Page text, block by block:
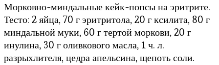
Морковно-миндальные кейк-попсы на эритрите.
Тесто: 2 яйца, 70 г эритритола, 20 г ксилита, 80 г
миндальной муки, 60 г тертой моркови, 20 г
инулина, 30 г оливкового масла, 1 ч. л.
разрыхлителя, цедра апельсина, щепоть соли.